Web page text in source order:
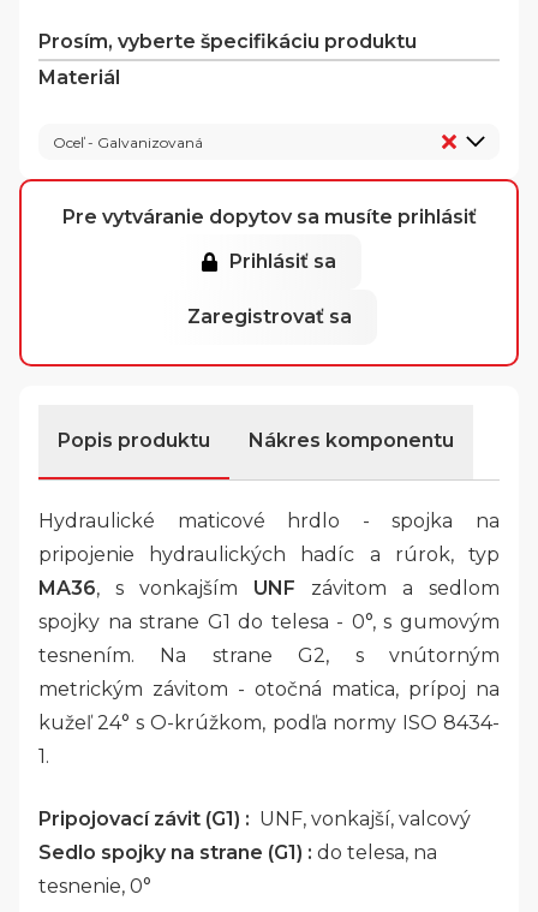
Prosím, vyberte špecifikáciu produktu
Materiál
Oceľ - Galvanizovaná
Pre vytváranie dopytov sa musíte prihlásiť
Prihlásiť sa
Zaregistrovať sa
Popis produktu Nákres komponentu
Hydraulické maticové hrdlo - spojka na
pripojenie hydraulických hadíc a rúrok, typ
MA36, s vonkajším UNF závitom a sedlom
spojky na strane G1 do telesa - 0°, s gumovým
tesnením. Na strane G2, s vnútorným
metrickým závitom - otočná matica, prípoj na
kužeľ 24° s O-krúžkom, podľa normy ISO 8434-
1.
Pripojovací závit (G1) : UNF, vonkajší, valcový
Sedlo spojky na strane (G1) : do telesa, na
tesnenie, 0°